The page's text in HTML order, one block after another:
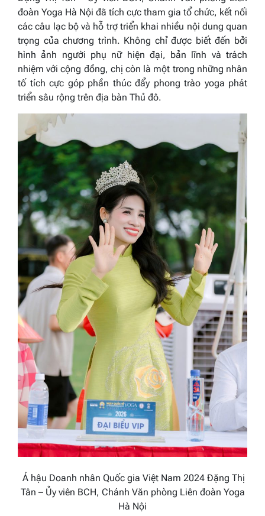
đoàn Yoga Hà Nội đã tích cực tham gia tổ chức, kết nối
các câu lạc bộ và hỗ trợ triển khai nhiều nội dung quan
trọng của chương trình. Không chỉ được biết đến bởi
hình ảnh người phụ nữ hiện đại, bản lĩnh và trách
nhiệm với cộng đồng, chị còn là một trong những nhân
tố tích cực góp phần thúc đẩy phong trào yoga phát
triển sâu rộng trên địa bàn Thủ đô.
Á hậu Doanh nhân Quốc gia Việt Nam 2024 Đặng Thị
Tân – Ủy viên BCH, Chánh Văn phòng Liên đoàn Yoga
Hà Nội